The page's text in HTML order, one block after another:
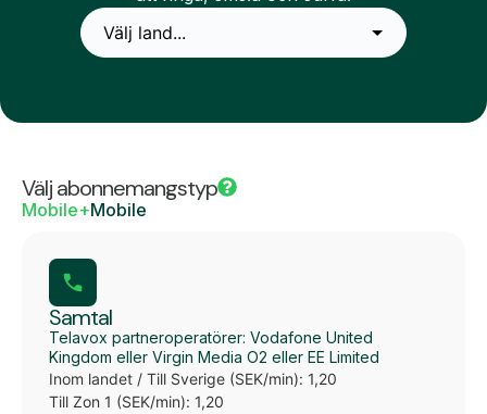
Välj abonnemangstyp
Mobile+Mobile
Samtal
Telavox partneroperatörer: Vodafone United
Kingdom eller Virgin Media O2 eller EE Limited
Inom landet / Till Sverige (SEK/min): 1,20
Till Zon 1 (SEK/min): 1,20